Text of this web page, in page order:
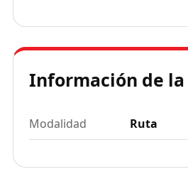
Información de
Modalidad Ruta